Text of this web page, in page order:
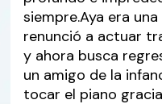
siempre.Aya era
renunció a actuar
y ahora busca
un amigo de la
tocar el piano